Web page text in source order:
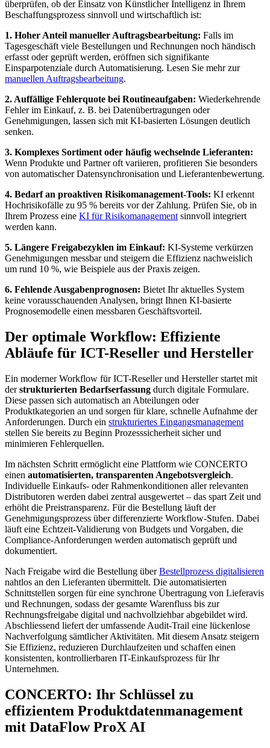
überprüfen, ob der Einsatz von Künstlicher Intelligenz in Ihrem
Beschaffungsprozess sinnvoll und wirtschaftlich ist:
1. Hoher Anteil manueller Auftragsbearbeitung: Falls im
Tagesgeschäft viele Bestellungen und Rechnungen noch händisch
erfasst oder geprüft werden, eröffnen sich signifikante
Einsparpotenziale durch Automatisierung. Lesen Sie mehr zur
manuellen Auftragsbearbeitung.
2. Auffällige Fehlerquote bei Routineaufgaben: Wiederkehrende
Fehler im Einkauf, z. B. bei Datenübertragungen oder
Genehmigungen, lassen sich mit KI-basierten Lösungen deutlich
senken.
3. Komplexes Sortiment oder häufig wechselnde Lieferanten:
Wenn Produkte und Partner oft variieren, profitieren Sie besonders
von automatischer Datensynchronisation und Lieferantenbewertung.
4. Bedarf an proaktiven Risikomanagement-Tools: KI erkennt
Hochrisikofälle zu 95 % bereits vor der Zahlung. Prüfen Sie, ob in
Ihrem Prozess eine KI für Risikomanagement sinnvoll integriert
werden kann.
5. Längere Freigabezyklen im Einkauf: KI-Systeme verkürzen
Genehmigungen messbar und steigern die Effizienz nachweislich
um rund 10 %, wie Beispiele aus der Praxis zeigen.
6. Fehlende Ausgabenprognosen: Bietet Ihr aktuelles System
keine vorausschauenden Analysen, bringt Ihnen KI-basierte
Prognosemodelle einen messbaren Geschäftsvorteil.
Der optimale Workflow: Effiziente
Abläufe für ICT-Reseller und Hersteller
Ein moderner Workflow für ICT-Reseller und Hersteller startet mit
derstrukturierten Bedarfserfassung durch digitale Formulare.
Diese passen sich automatisch an Abteilungen oder
Produktkategorien an und sorgen für klare, schnelle Aufnahme der
Anforderungen. Durch ein strukturiertes Eingangsmanagement
stellen Sie bereits zu Beginn Prozesssicherheit sicher und
minimieren Fehlerquellen.
Im nächsten Schritt ermöglicht eine Plattform wie CONCERTO
einen automatisierten, transparenten Angebotsvergleich.
Individuelle Einkaufs- oder Rahmenkonditionen aller relevanten
Distributoren werden dabei zentral ausgewertet – das spart Zeit und
erhöht die Preistransparenz. Für die Bestellung läuft der
Genehmigungsprozess über differenzierte Workflow-Stufen. Dabei
läuft eine Echtzeit-Validierung von Budgets und Vorgaben, die
Compliance-Anforderungen werden automatisch geprüft und
dokumentiert.
Nach Freigabe wird die Bestellung überBestellprozess digitalisieren
nahtlos an den Lieferanten übermittelt. Die automatisierten
Schnittstellen sorgen für eine synchrone Übertragung von Lieferavis
und Rechnungen, sodass der gesamte Warenfluss bis zur
Rechnungsfreigabe digital und nachvollziehbar abgebildet wird.
Abschliessend liefert der umfassende Audit-Trail eine lückenlose
Nachverfolgung sämtlicher Aktivitäten. Mit diesem Ansatz steigern
Sie Effizienz, reduzieren Durchlaufzeiten und schaffen einen
konsistenten, kontrollierbaren IT-Einkaufsprozess für Ihr
Unternehmen.
CONCERTO: Ihr Schlüssel zu
effizientem Produktdatenmanagement
mit DataFlow ProX AI